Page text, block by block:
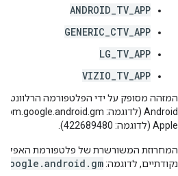
ANDROID_TV_APP
GENERIC_CTV_APP
LG_TV_APP
VIZIO_TV_APP
Apple (לדוגמה: 422689480).
המחרוזת המשורשרת של פלטפורמת
נקודתיים, לדוגמה: